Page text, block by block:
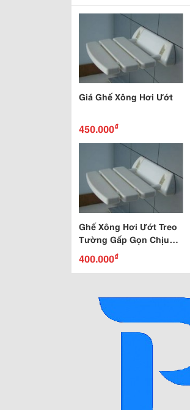
Giá Ghế Xông Hơi Ướt
450.000₫
Ghế Xông Hơi Ướt Treo
Tường Gấp Gọn Chịu
Lực
400.000₫